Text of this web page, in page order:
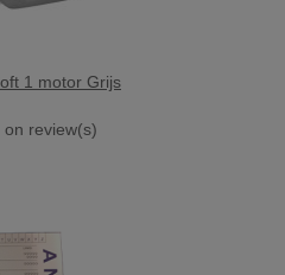
1 motor Grijs
on review(s)